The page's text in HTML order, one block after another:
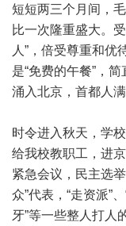
短短两三个月间，
比一次隆重盛大。
人”，倍受尊重和优
是“免费的午餐”，
涌入北京，首都人满
时令进入秋天，学
给我校教职工，进
紧急会议，民主选
众”代表，“走资派”
牙”等一些整人打人